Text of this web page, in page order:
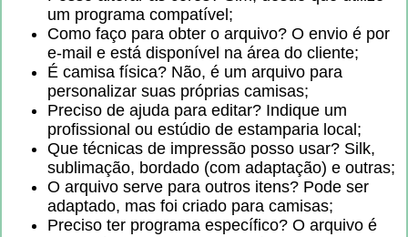
um programa compatível;
Como faço para obter o arquivo? O envio é por
e-mail e está disponível na área do cliente;
É camisa física? Não, é um arquivo para
personalizar suas próprias camisas;
Preciso de ajuda para editar? Indique um
profissional ou estúdio de estamparia local;
Que técnicas de impressão posso usar? Silk,
sublimação, bordado (com adaptação) e outras;
O arquivo serve para outros itens? Pode ser
adaptado, mas foi criado para camisas;
Preciso ter programa específico? O arquivo é